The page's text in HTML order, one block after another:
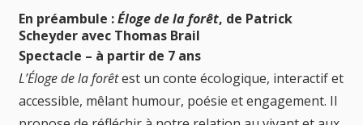
En préambule :Éloge de la forêt, de Patrick
Scheyder avec Thomas Brail
Spectacle – à partir de 7 ans
L’Éloge de la forêtest un conte écologique, interactif et
accessible, mêlant humour, poésie et engagement. Il